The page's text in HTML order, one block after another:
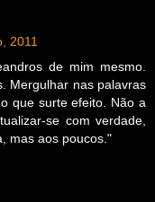
2011
de mim mesmo.
Mergulhar nas palavras
que surte efeito. Não a
se com verdade,
mas aos poucos."